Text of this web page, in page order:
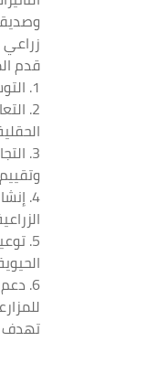
زراعي
قدم
1. التوسع في الأبحاث العلمية: تشجيع إجراء المزيد من الدراسات حول المبيدات الضوئية الخضراء لتقييم فعاليتها وأمانها على المحاصيل الزراعية والبيئة.
2.
3.
4.
5.
6.
تهدف